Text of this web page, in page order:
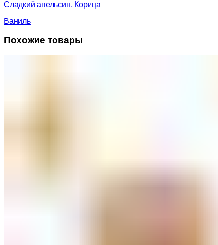
Сладкий апельсин, Корица
Ваниль
Похожие товары